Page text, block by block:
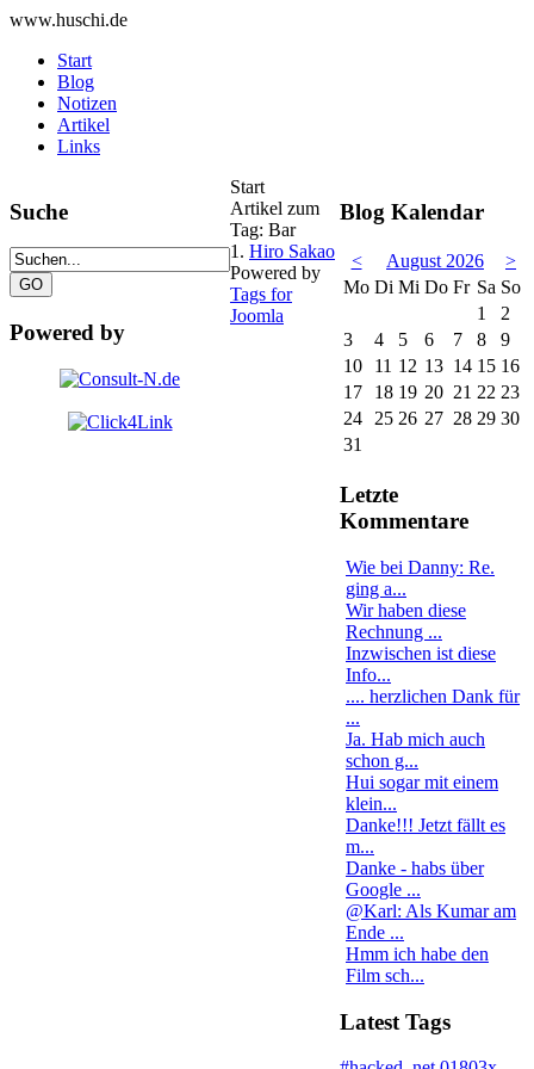
www.huschi.de
Start
Blog
Notizen
Artikel
Links
Suche
Powered by
Start
Artikel zum
Tag: Bar
1. Hiro Sakao
Powered by
Tags for
Joomla
Blog Kalendar
< August 2026
>
Mo Di Mi Do Fr Sa So
1
2
3
4 5 6 7 8
9
10
11 12 13 14 15 16
17
18 19 20 21 22 23
24 25 26 27 28 29 30
31
Letzte
Kommentare
Wie bei Danny: Re.
ging a...
Wir haben diese
Rechnung ...
Inzwischen ist diese
Info...
.... herzlichen Dank für
...
Ja. Hab mich auch
schon g...
Hui sogar mit einem
klein...
Danke!!! Jetzt fällt es
m...
Danke - habs über
Google ...
@Karl: Als Kumar am
Ende ...
Hmm ich habe den
Film sch...
Latest Tags